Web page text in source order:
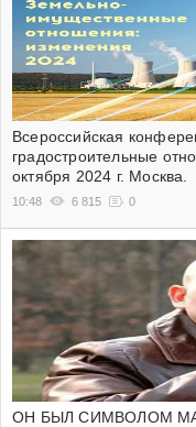
Всероссийская
градостроительные
октября 2024 г. Москва.
10:48 6 815 0
ОН БЫЛ СИМВОЛОМ